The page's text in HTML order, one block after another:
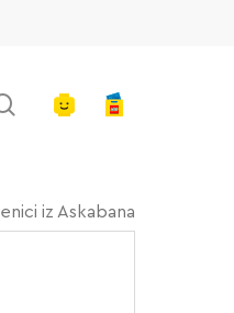
searchaccount
iz Askabana